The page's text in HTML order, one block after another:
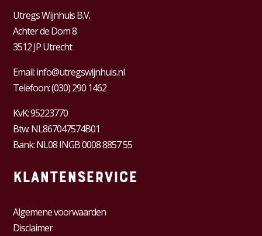
Utregs Wijnhuis B.V.
Achter de Dom 8
3512 JP Utrecht
Email:info@utregswijnhuis.nl
Telefoon:(030) 290 1462
KvK:95223770
Btw:NL867047574B01
Bank: NL08 INGB 0008 8857 55
Klantenservice
Algemene voorwaarden
Disclaimer